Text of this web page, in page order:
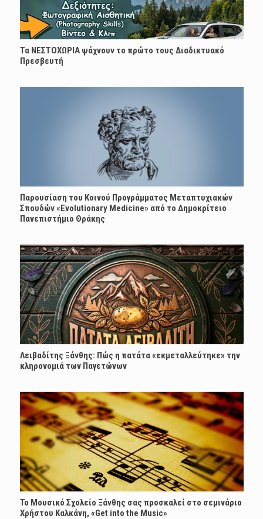
Τα ΝΕΣΤΟΧΩΡΙΑ ψάχνουν το πρώτο τους Διαδικτυακό
Πρεσβευτή
Παρουσίαση του Κοινού Προγράμματος Μεταπτυχιακών
Σπουδών «Evolutionary Medicine» από το Δημοκρίτειο
Πανεπιστήμιο Θράκης
Λειβαδίτης Ξάνθης: Πώς η πατάτα «εκμεταλλεύτηκε» την
κληρονομιά των Παγετώνων
Το Μουσικό Σχολείο Ξάνθης σας προσκαλεί στο σεμινάριο
Χρήστου Καλκάνη, «Get into the Music»